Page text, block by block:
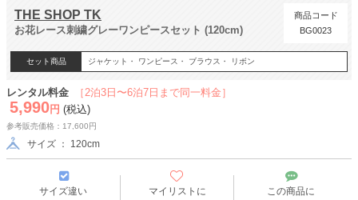
THE SHOP TK
お花レース刺繍グレーワンピースセット (120cm)
商品コード
BG0023
セット商品 ジャケット・ ワンピース・ ブラウス・ リボン
［2泊3日〜6泊7日まで同一料金］
レンタル料金
5,990 円 (税込)
参考販売価格：17,600円
サイズ ： 120cm
サイズ違い
マイリストに
この商品に